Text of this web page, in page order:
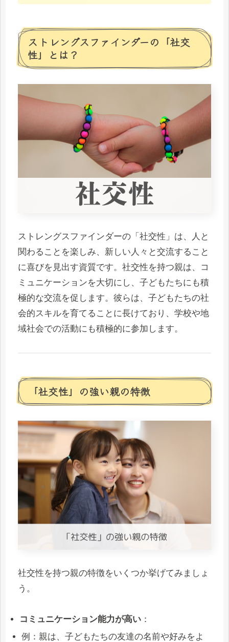
ストレングスファインダーの「社交
性」とは？
ストレングスファインダーの「社交性」は、人と
関わることを楽しみ、新しい人々と交流すること
に喜びを見出す資質です。社交性を持つ親は、コ
ミュニケーションを大切にし、子どもたちにも積
極的な交流を促します。彼らは、子どもたちの社
会的スキルを育てることに長けており、学校や地
域社会での活動にも積極的に参加します。
「社交性」の強い親の特徴
社交性を持つ親の特徴をいくつか挙げてみましょ
う。
コミュニケーション能力が高い ：
例：親は、子どもたちの友達の名前や好みをよ